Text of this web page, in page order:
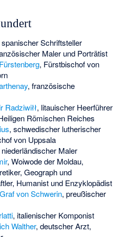
Schriftsteller
Maler und Porträtist
, Fürstbischof von
, französische
Radziwiłł, litauischer Heerführer
Römischen Reiches
, schwedischer lutherischer
von Uppsala
Maler
, Woiwode der Moldau,
Geograph und
Humanist und Enzyklopädist
von Schwerin, preußischer
, italienischer Komponist
Walther, deutscher Arzt,